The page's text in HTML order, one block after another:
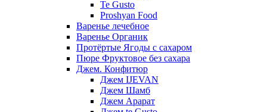
Te Gusto
Proshyan Food
Варенье лечебное
Варенье Органик
Протёртые Ягоды с сахаром
Пюре Фруктовое без сахара
Джем. Конфитюр
Джем IJEVAN
Джем Шамб
Джем Арарат